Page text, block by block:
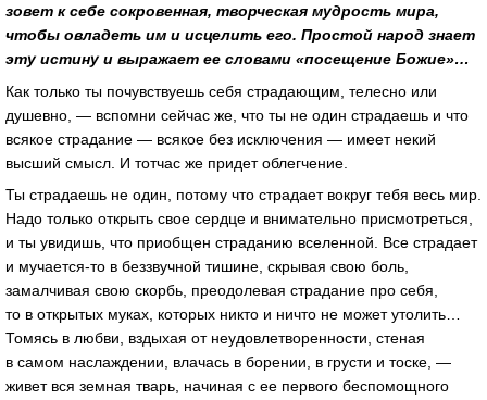
зовет к себе сокровенная, творческая мудрость мира,
чтобы овладеть им и исцелить его. Простой народ знает
эту истину и выражает ее словами «посещение Божие»…
Как только ты почувствуешь себя страдающим, телесно или
душевно, — вспомни сейчас же, что ты не один страдаешь и что
всякое страдание — всякое без исключения — имеет некий
высший смысл. И тотчас же придет облегчение.
Ты страдаешь не один, потому что страдает вокруг тебя весь мир.
Надо только открыть свое сердце и внимательно присмотреться,
и ты увидишь, что приобщен страданию вселенной. Все страдает
и мучается-то в беззвучной тишине, скрывая свою боль,
замалчивая свою скорбь, преодолевая страдание про себя,
то в открытых муках, которых никто и ничто не может утолить…
Томясь в любви, вздыхая от неудовлетворенности, стеная
в самом наслаждении, влачась в борении, в грусти и тоске, —
живет вся земная тварь, начиная с ее первого беспомощного